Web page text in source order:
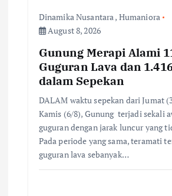
Dinamika Nusantara , Humaniora
August 8, 2026
Gunung Merapi Alami
Guguran Lava dan
dalam Sepekan
DALAM waktu sepekan dari Jumat
Kamis (6/8), Gunung terjadi sekali
guguran dengan jarak luncur yang
Pada periode yang sama, teramati
guguran lava sebanyak…